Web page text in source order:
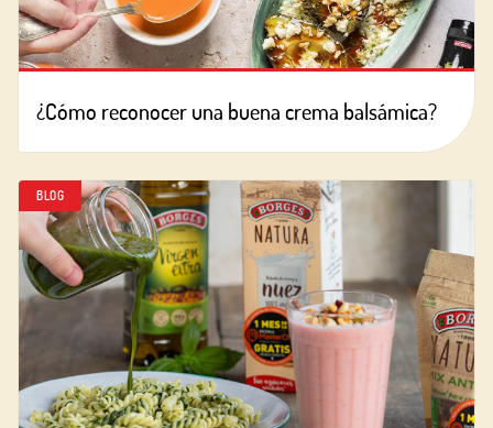
¿Cómo reconocer una buena crema balsámica?
BLOG